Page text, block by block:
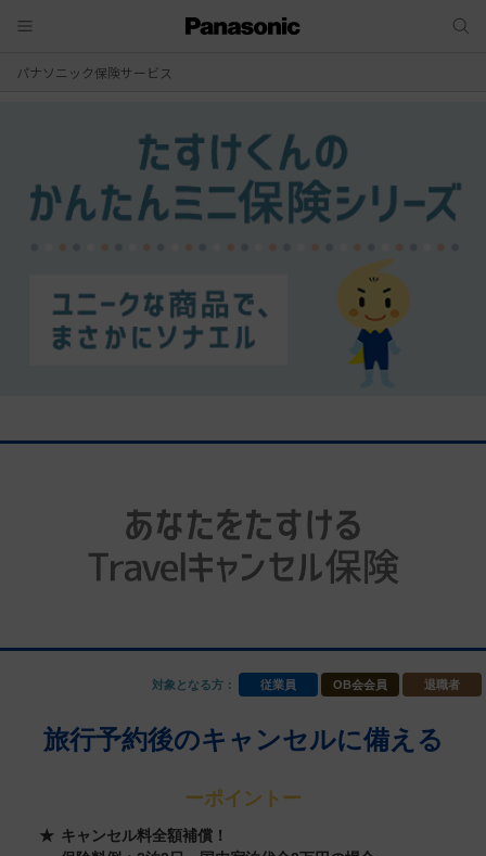
パナソニック保険サービス
対象となる方： 従業員 OB会会員 退職者
旅行予約後のキャンセルに備える
ーポイントー
キャンセル料全額補償！